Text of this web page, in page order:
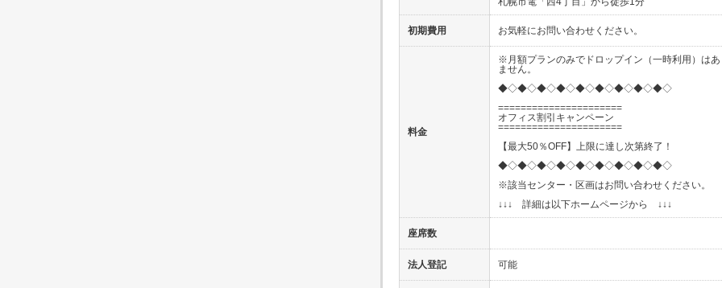
初期費用 お気軽にお問い合わせください。
料金
※月額プランのみでドロップイン（一時利用）はあ
ません。
◆◇◆◇◆◇◆◇◆◇◆◇◆◇◆◇◆◇
======================
オフィス割引キャンペーン
======================
【最大50％OFF】上限に達し次第終了！
◆◇◆◇◆◇◆◇◆◇◆◇◆◇◆◇◆◇
※該当センター・区画はお問い合わせください。
↓↓↓ 詳細は以下ホームページから ↓↓↓
座席数
法人登記 可能